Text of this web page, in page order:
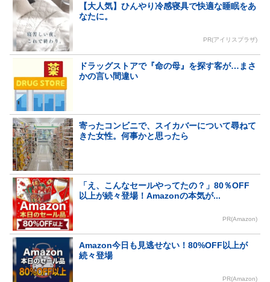
【大人気】ひんやり冷感寝具で快適な睡眠をあ
なたに。
PR(アイリスプラザ)
ドラッグストアで『命の母』を探す客が…まさ
かの言い間違い
寄ったコンビニで、スイカバーについて尋ねて
きた女性。何事かと思ったら
「え、こんなセールやってたの？」80％OFF
以上が続々登場！Amazonの本気が...
PR(Amazon)
Amazon今日も見逃せない！80%OFF以上が
続々登場
PR(Amazon)